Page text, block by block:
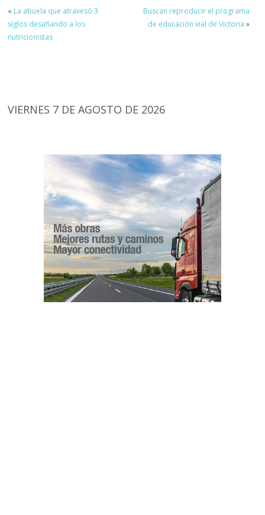
« La abuela que atravesó 3
siglos desafiando a los
nutricionistas
Buscan reproducir el programa
de educación vial de Victoria »
VIERNES 7 DE AGOSTO DE 2026